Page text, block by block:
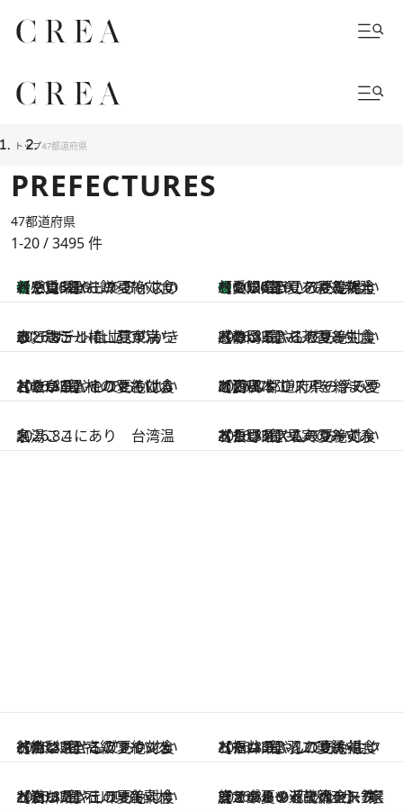
トップ47都道府県
PREFECTURES
47都道府県
1-20 / 3495件
2026.8.6
【三重県】この夏絶対食べたい 冷やしておいしいおやつ3選 お餅×アイスの新感覚スイーツ 2026.8.6
【愛知県】この夏絶対食べたい 冷やしておいしいおやつ4選 夏を彩る新発想の限定ういろが登場
2026.8.5
ひと匙ごとに、夏が満ちる。ホテル椿山荘東京の“デザート仕立てのかき氷” 2026.8.5
【静岡県】この夏絶対食べたい 冷やしておいしいおやつ3選 お茶香る生食感のふるふるゼリー
2026.8.5
【岐阜県】この夏絶対食べたい 冷やしておいしいおやつ3選 柿のやさしい甘さがひんやりとろける 2026.8.5
【西日本エリアを総まとめ】 47都道府県の手みやげ ひんやりスイーツで夏を満喫
2026.8.4
名湯ここにあり 台湾温泉 2026.8.4
【長野県】この夏絶対食べたい 冷やしておいしいおやつ3選 果実のみずみずしさをスムージーで
2026.8.4
【山梨県】この夏絶対食べたい 冷やしておいしいおやつ3選 高級ワインを彷彿とさせるブドウジュース 2026.8.3
【福井県】この夏絶対食べたい 冷やしておいしいおやつ3選 羽二重餅×生クリームのふんわり大福
2026.8.3
【石川県】この夏絶対食べたい 冷やしておいしいおやつ3選 石川県産素材が満ちたジェラート 2026.8.2
【この夏の花火大会スケジュール～近畿篇～】鈴鹿サーキットでのモータースポーツ×花火ほか、家族で楽しめるイベント7選